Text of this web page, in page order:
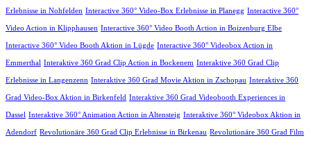
Erlebnisse in Nohfelden Interactive 360° Video-Box Erlebnisse in Planegg Interactive 360°
Video Action in Klipphausen Interactive 360° Video Booth Action in Boizenburg Elbe
Interactive 360° Video Booth Aktion in Lügde Interactive 360° Videobox Action in
Emmerthal Interaktive 360 Grad Clip Action in Bockenem Interaktive 360 Grad Clip
Erlebnisse in Langenzenn Interaktive 360 Grad Movie Aktion in Zschopau Interaktive 360
Grad Video-Box Aktion in Birkenfeld Interaktive 360 Grad Videobooth Experiences in
Dassel Interaktive 360° Animation Action in Altensteig Interaktive 360° Videobox Aktion in
Adendorf Revolutionäre 360 Grad Clip Erlebnisse in Birkenau Revolutionäre 360 Grad Film